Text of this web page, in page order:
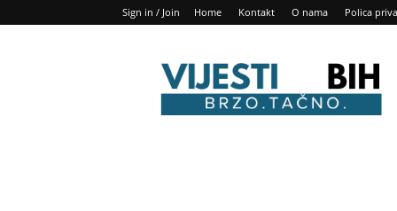
Sign in / Join Home Kontakt O nama Polica
BIH